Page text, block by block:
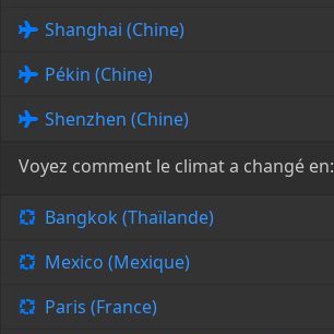
Shanghai (Chine)
Pékin (Chine)
Shenzhen (Chine)
Voyez comment le climat a changé en:
Bangkok (Thaïlande)
Mexico (Mexique)
Paris (France)